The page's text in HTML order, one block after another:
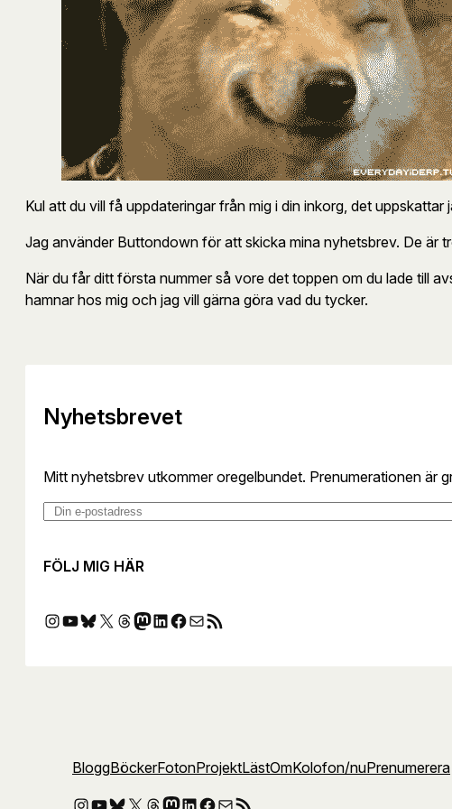
Kul att du vill få uppdateringar från mig i din inkorg, det
Jag använder Buttondown för att skicka mina nyhetsbrev. De är
När du får ditt första nummer så vore det toppen om du lade till
hamnar hos mig och jag vill gärna göra vad du tycker.
Nyhetsbrevet
Mitt nyhetsbrev utkommer oregelbundet. Prenumerationen är
Din e-postadress
FÖLJ MIG HÄR
Instagram
YouTube
Bluesky
X Threads
Mastodon
LinkedIn
Facebook
E-postRSS-flöde
BloggBöckerFotonProjektLästOmKolofon/nuPrenumerera
Instagram
YouTube
Bluesky
X Threads
Mastodon
LinkedIn
Facebook
E-postRSS-flöde